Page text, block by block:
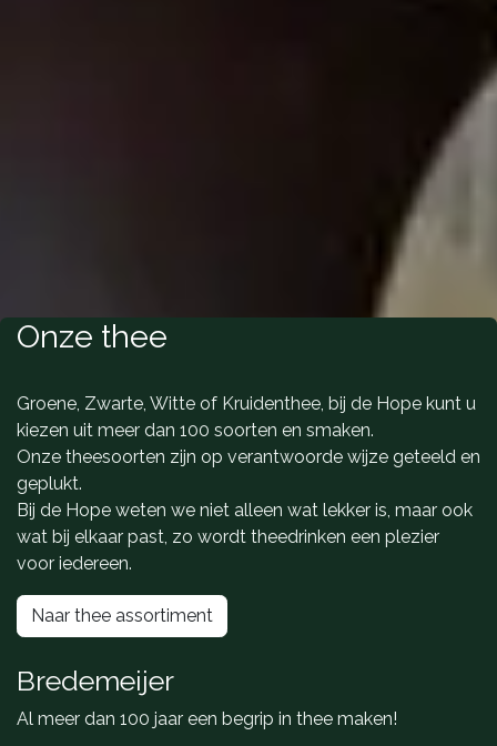
Onze thee
Groene, Zwarte, Witte of Kruidenthee, bij de Hope kunt u
kiezen uit meer dan 100 soorten en smaken.
Onze theesoorten zijn op verantwoorde wijze geteeld en
geplukt.
Bij de Hope weten we niet alleen wat lekker is, maar ook
wat bij elkaar past, zo wordt theedrinken een plezier
voor iedereen.
Naar thee assortiment
Bredemeijer
Al meer dan 100 jaar een begrip in thee maken!